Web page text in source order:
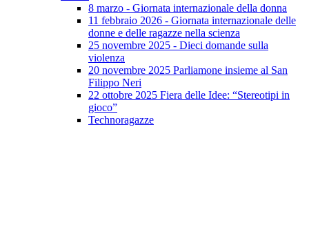
8 marzo - Giornata internazionale della donna
11 febbraio 2026 - Giornata internazionale delle
donne e delle ragazze nella scienza
25 novembre 2025 - Dieci domande sulla
violenza
20 novembre 2025 Parliamone insieme al San
Filippo Neri
22 ottobre 2025 Fiera delle Idee: “Stereotipi in
gioco”
Technoragazze